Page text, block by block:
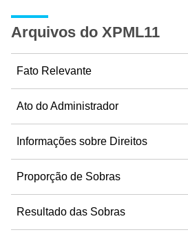
Arquivos do XPML11
Fato Relevante
Ato do Administrador
Informações sobre Direitos
Proporção de Sobras
Resultado das Sobras